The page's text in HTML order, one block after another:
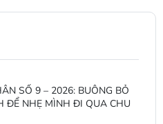
SỐ 9 – 2026: BUÔNG BỎ
ĐỂ NHẸ MÌNH ĐI QUA CHU